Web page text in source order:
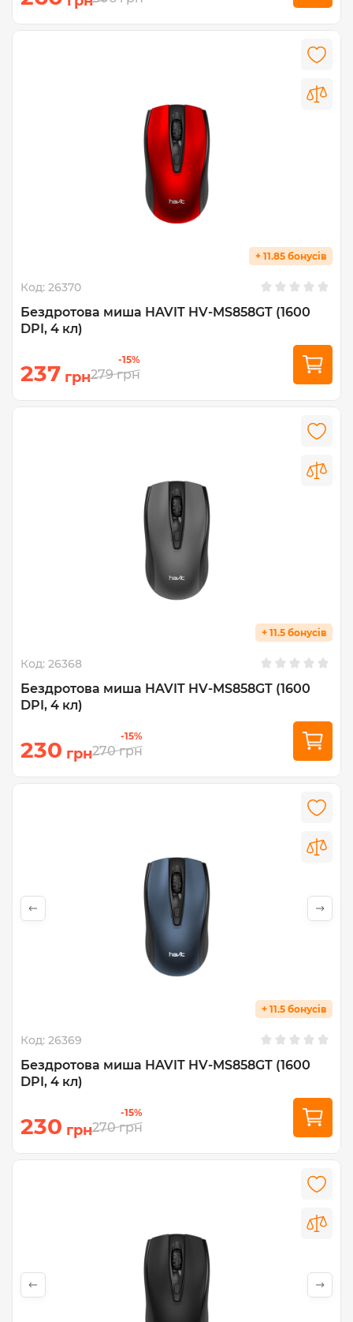
+ 11.85 бонусів
Код: 26370
Бездротова миша HAVIT HV-MS858GT (1600
DPI, 4 кл)
237 грн
-15%
279 грн
+ 11.5 бонусів
Код: 26368
Бездротова миша HAVIT HV-MS858GT (1600
DPI, 4 кл)
230 грн
-15%
270 грн
+ 11.5 бонусів
Код: 26369
Бездротова миша HAVIT HV-MS858GT (1600
DPI, 4 кл)
230 грн
-15%
270 грн